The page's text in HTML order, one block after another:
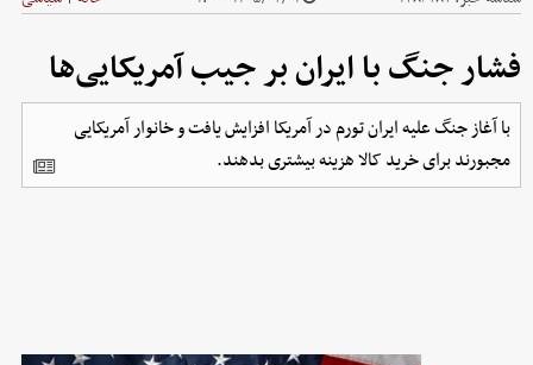
فشار جنگ با ایران بر جیب آمریکایی‌ها
با آغاز جنگ علیه ایران تورم در آمریکا افزایش یافت و خانوار آمریکایی
مجبورند برای خرید کالا هزینه بیشتری بدهند.